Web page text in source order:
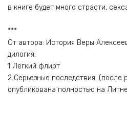
в книге будет много страсти,
***
От автора: История Веры
дилогия.
1 Легкий флирт
2 Серьезные последствия. (после
опубликована полностью на